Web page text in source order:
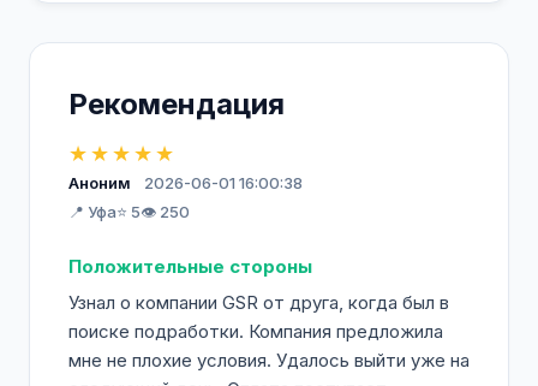
Рекомендация
★★★★★
Аноним
2026-06-01 16:00:38
📍 Уфа⭐ 5👁️ 250
Положительные стороны
Узнал о компании GSR от друга, когда был в
поиске подработки. Компания предложила
мне не плохие условия. Удалось выйти уже на